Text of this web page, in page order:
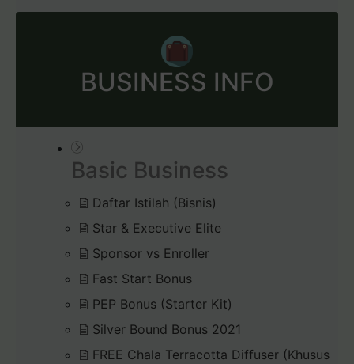
BUSINESS INFO
Basic Business
Daftar Istilah (Bisnis)
Star & Executive Elite
Sponsor vs Enroller
Fast Start Bonus
PEP Bonus (Starter Kit)
Silver Bound Bonus 2021
FREE Chala Terracotta Diffuser (Khusus